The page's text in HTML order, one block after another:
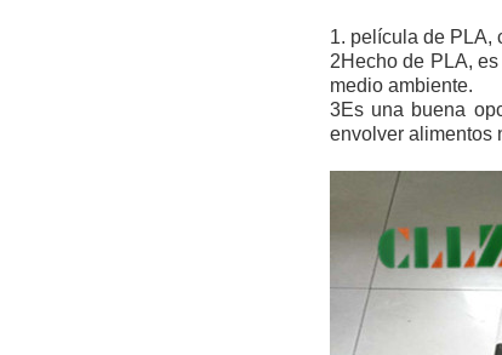
1. película de PLA,
2Hecho de PLA,
medio ambiente.
3Es una buena
envolver alimentos